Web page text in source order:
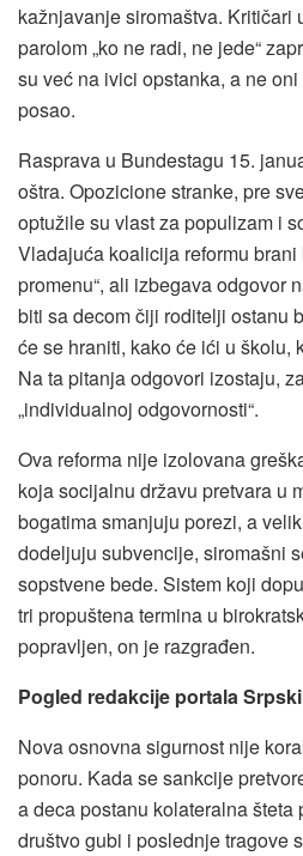
kažnjavanje siromaštva. Kritičari
parolom „ko ne radi, ne jede“
su već na ivici opstanka, a ne
posao.
Rasprava u Bundestagu 15.
oštra. Opozicione stranke, pre
optužile su vlast za populizam i
Vladajuća koalicija reformu brani
promenu“, ali izbegava odgovor
biti sa decom čiji roditelji ostanu
će se hraniti, kako će ići u školu,
Na ta pitanja odgovori izostaju,
„individualnoj odgovornosti“.
Ova reforma nije izolovana
koja socijalnu državu pretvara u
bogatima smanjuju porezi, a
dodeljuju subvencije, siromašni
sopstvene bede. Sistem koji
tri propuštena termina u
popravljen, on je razgrađen.
Pogled redakcije portala
Nova osnovna sigurnost nije
ponoru. Kada se sankcije
a deca postanu kolateralna
društvo gubi i poslednje tragove